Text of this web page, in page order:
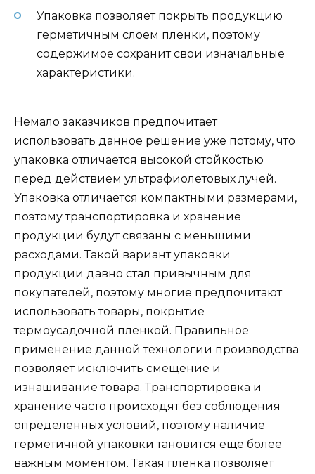
Упаковка позволяет покрыть продукцию
герметичным слоем пленки, поэтому
содержимое сохранит свои изначальные
характеристики.
Немало заказчиков предпочитает
использовать данное решение уже потому, что
упаковка отличается высокой стойкостью
перед действием ультрафиолетовых лучей.
Упаковка отличается компактными размерами,
поэтому транспортировка и хранение
продукции будут связаны с меньшими
расходами. Такой вариант упаковки
продукции давно стал привычным для
покупателей, поэтому многие предпочитают
использовать товары, покрытие
термоусадочной пленкой. Правильное
применение данной технологии производства
позволяет исключить смещение и
изнашивание товара. Транспортировка и
хранение часто происходят без соблюдения
определенных условий, поэтому наличие
герметичной упаковки тановится еще более
важным моментом. Такая пленка позволяет